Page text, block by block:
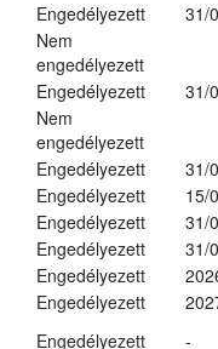
Engedélyezett
31/
Nem
engedélyezett
Engedélyezett
31/
Nem
engedélyezett
Engedélyezett
31/
Engedélyezett
15/
Engedélyezett
31/
Engedélyezett
31/
Engedélyezett
Engedélyezett
Engedélyezett -